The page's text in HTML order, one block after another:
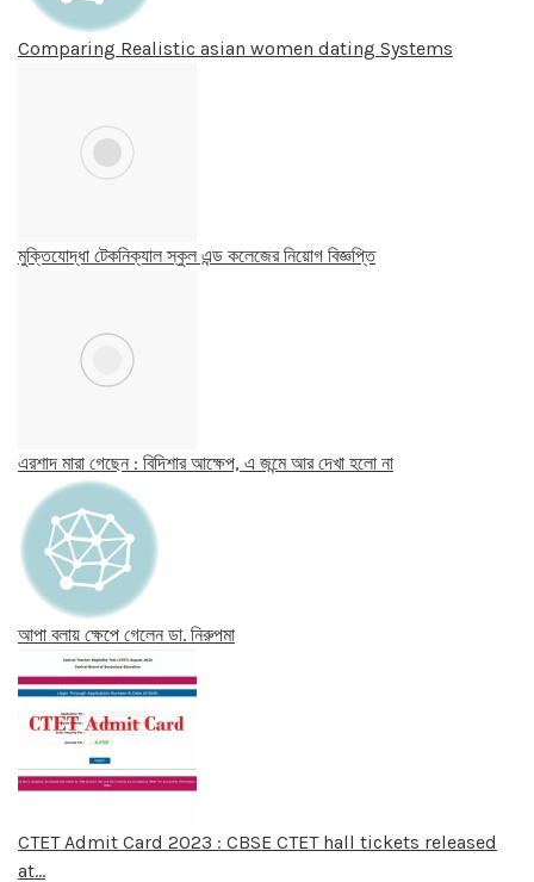
Comparing Realistic asian women dating Systems
মুক্তিযোদ্ধা টেকনিক্যাল স্কুল এন্ড কলেজের নিয়োগ বিজ্ঞপ্তি
এরশাদ মারা গেছেন : বিদিশার আক্ষেপ, এ জন্মে আর দেখা হলো না
আপা বলায় ক্ষেপে গেলেন ডা. নিরুপমা
CTET Admit Card 2023 : CBSE CTET hall tickets released
at…